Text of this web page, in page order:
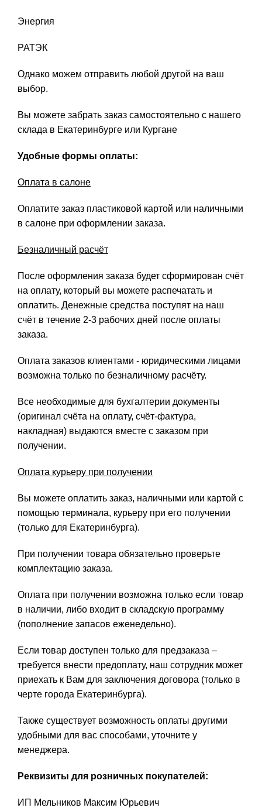
Энергия
РАТЭК
Однако можем отправить любой другой на ваш
выбор.
Вы можете забрать заказ самостоятельно с нашего
склада в Екатеринбурге или Кургане
Удобные формы оплаты:
Оплата в салоне
Оплатите заказ пластиковой картой или наличными
в салоне при оформлении заказа.
Безналичный расчёт
После оформления заказа будет сформирован счёт
на оплату, который вы можете распечатать и
оплатить. Денежные средства поступят на наш
счёт в течение 2-3 рабочих дней после оплаты
заказа.
Оплата заказов клиентами - юридическими лицами
возможна только по безналичному расчёту.
Все необходимые для бухгалтерии документы
(оригинал счёта на оплату, счёт-фактура,
накладная) выдаются вместе с заказом при
получении.
Оплата курьеру при получении
Вы можете оплатить заказ, наличными или картой с
помощью терминала, курьеру при его получении
(только для Екатеринбурга).
При получении товара обязательно проверьте
комплектацию заказа.
Оплата при получении возможна только если товар
в наличии, либо входит в складскую программу
(пополнение запасов еженедельно).
Если товар доступен только для предзаказа –
требуется внести предоплату, наш сотрудник может
приехать к Вам для заключения договора (только в
черте города Екатеринбурга).
Также существует возможность оплаты другими
удобными для вас способами, уточните у
менеджера.
Реквизиты для розничных покупателей:
ИП Мельников Максим Юрьевич